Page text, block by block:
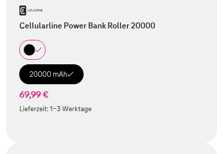
Cellularline Power Bank Roller 20000
20000 mAh
69,99 €
Lieferzeit:1-3 Werktage